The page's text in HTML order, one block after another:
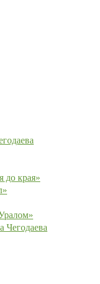
до края»
Чегодаева